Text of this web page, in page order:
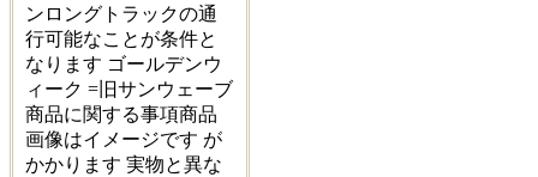
ンロングトラックの通
行可能なことが条件と
なります ゴールデンウ
ィーク =旧サンウェーブ
商品に関する事項商品
画像はイメージです が
かかります 実物と異な